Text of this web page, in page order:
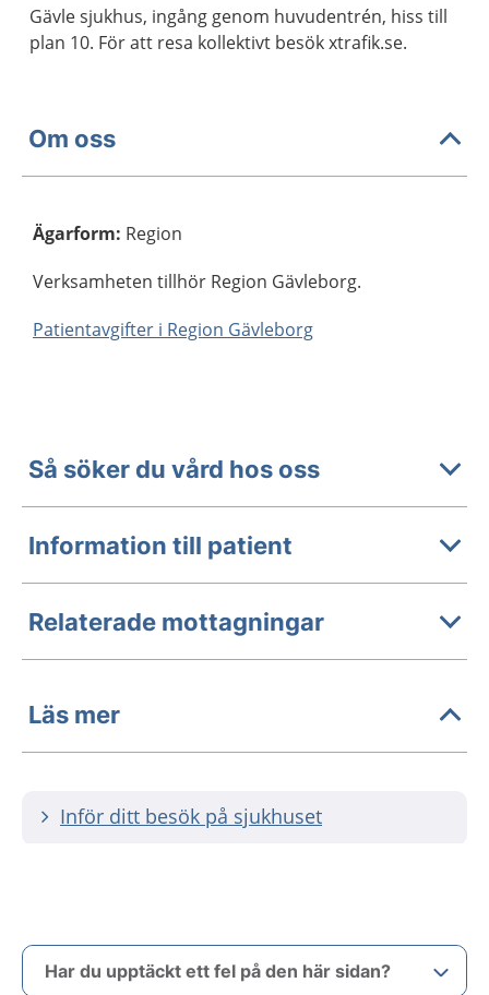
Gävle sjukhus, ingång genom huvudentrén, hiss till
plan 10. För att resa kollektivt besök xtrafik.se.
Om oss
Ägarform: Region
Verksamheten tillhör Region Gävleborg.
Patientavgifter i Region Gävleborg
Så söker du vård hos oss
Information till patient
Relaterade mottagningar
Läs mer
Inför ditt besök på sjukhuset
Har du upptäckt ett fel på den här sidan?